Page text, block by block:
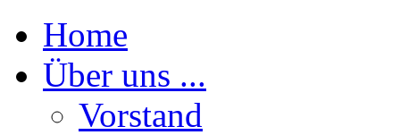
Home
Über uns ...
Vorstand